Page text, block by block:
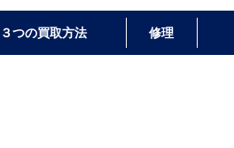
３つの買取方法 修理